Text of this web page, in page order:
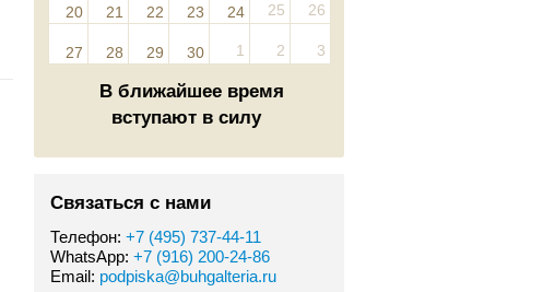
20 21 22 23 24 25 26
27 28 29 30 1 2 3
В ближайшее время
вступают в силу
Связаться с нами
Телефон: +7 (495) 737-44-11
WhatsApp: +7 (916) 200-24-86
Email: podpiska@buhgalteria.ru